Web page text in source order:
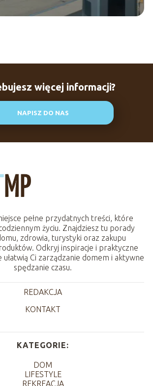
więcej informacji?
NAPISZ DO NAS
pełne przydatnych treści, które
życiu. Znajdziesz tu porady
zdrowia, turystyki oraz zakupu
Odkryj inspiracje i praktyczne
Ci zarządzanie domem i aktywne
spędzanie czasu.
REDAKCJA
KONTAKT
KATEGORIE:
DOM
LIFESTYLE
REKREACJA